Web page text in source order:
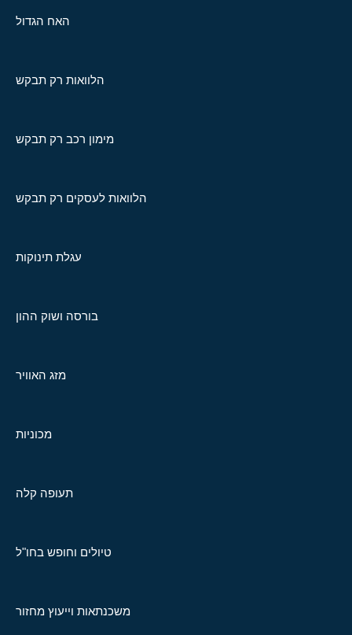
האח הגדול
הלוואות רק תבקש
מימון רכב רק תבקש
הלוואות לעסקים רק תבקש
עגלת תינוקות
בורסה ושוק ההון
מזג האוויר
מכוניות
תעופה קלה
טיולים וחופש בחו"ל
משכנתאות וייעוץ מחזור